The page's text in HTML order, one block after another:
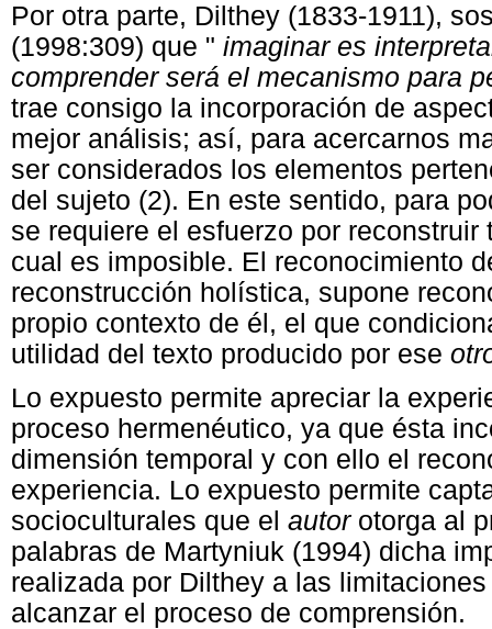
Por otra parte, Dilthey (1833-1911),
(1998:309) que " imaginar es
comprender será el mecanismo para
trae consigo la incorporación de
mejor análisis; así, para acercarnos
ser considerados los elementos
del sujeto (2). En este sentido, para
se requiere el esfuerzo por
cual es imposible. El reconocimiento
reconstrucción holística, supone
propio contexto de él, el que
utilidad del texto producido por ese
Lo expuesto permite apreciar la
proceso hermenéutico, ya que ésta
dimensión temporal y con ello el
experiencia. Lo expuesto permite
socioculturales que el autor otorga al
palabras de Martyniuk (1994) dicha
realizada por Dilthey a las
alcanzar el proceso de comprensión.